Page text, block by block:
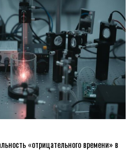
«отрицательного времени» в